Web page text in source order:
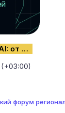
SmartData 2026. Data + AI: от источника данных до работающих моделей
(+03:00)
форум